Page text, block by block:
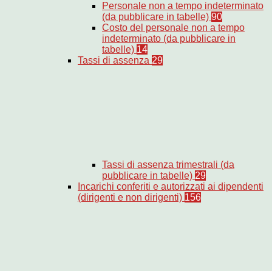
Personale non a tempo indeterminato
(da pubblicare in tabelle) 90
Costo del personale non a tempo
indeterminato (da pubblicare in
tabelle) 14
Tassi di assenza 29
Tassi di assenza trimestrali (da
pubblicare in tabelle) 29
Incarichi conferiti e autorizzati ai dipendenti
(dirigenti e non dirigenti) 156